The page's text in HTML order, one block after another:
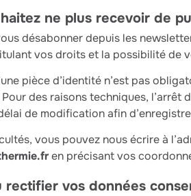
ne plus recevoir de
désabonner depuis les
vos droits et la possibilité de
pièce d’identité n’est pas
des raisons techniques, l’arrêt
de modification afin
vous pouvez nous écrire à
en précisant vos
rectifier vos données